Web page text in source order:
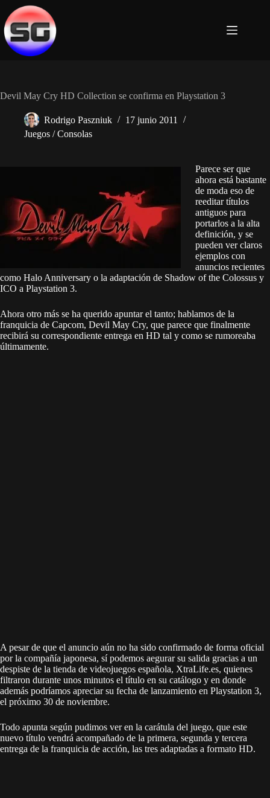
Saltar
contenido
Devil May Cry HD Collection se confirma en Playstation 3
Rodrigo Paszniuk
17 junio 2011
Juegos / Consolas
Parece ser que
ahora está bastante
de moda eso de
reeditar títulos
antiguos para
portarlos a la alta
definición, y se
pueden ver claros
ejemplos con
anuncios recientes
como Halo Anniversary o la adaptación de Shadow of the Colossus y
ICO a Playstation 3.
Ahora otro más se ha querido apuntar el tanto; hablamos de la
franquicia de Capcom, Devil May Cry, que parece que finalmente
recibirá su correspondiente entrega en HD tal y como se rumoreaba
últimamente.
A pesar de que el anuncio aún no ha sido confirmado de forma oficial
por la compañía japonesa, sí podemos aegurar su salida gracias a un
despiste de la tienda de videojuegos española, XtraLife.es, quienes
filtraron durante unos minutos el título en su catálogo y en donde
además podríamos apreciar su fecha de lanzamiento en Playstation 3,
el próximo 30 de noviembre.
Todo apunta según pudimos ver en la carátula del juego, que este
nuevo título vendrá acompañado de la primera, segunda y tercera
entrega de la franquicia de acción, las tres adaptadas a formato HD.